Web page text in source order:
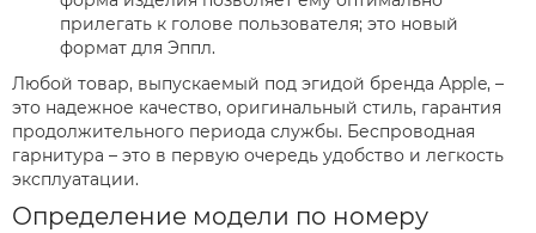
прилегать к голове пользователя; это новый
формат для Эппл.
Любой товар, выпускаемый под эгидой бренда Apple, –
это надежное качество, оригинальный стиль, гарантия
продолжительного периода службы. Беспроводная
гарнитура – это в первую очередь удобство и легкость
эксплуатации.
Определение модели по номеру